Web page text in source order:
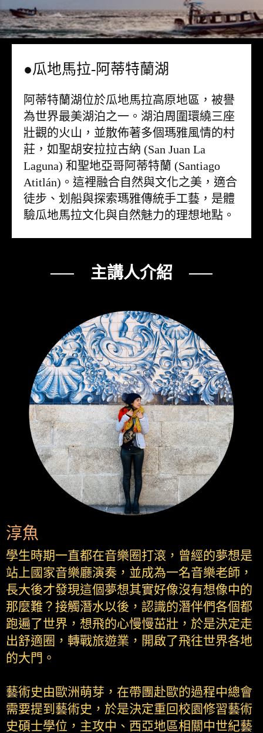
●瓜地馬拉-阿蒂特蘭湖
阿蒂特蘭湖位於瓜地馬拉高原地區，被譽
為世界最美湖泊之一。湖泊周圍環繞三座
壯觀的火山，並散佈著多個瑪雅風情的村
莊，如聖胡安拉拉古納 (San Juan La
Laguna) 和聖地亞哥阿蒂特蘭 (Santiago
Atitlán)。這裡融合自然與文化之美，適合
徒步、划船與探索瑪雅傳統手工藝，是體
驗瓜地馬拉文化與自然魅力的理想地點。
── 主講人介紹 ──
淳魚
學生時期一直都在音樂圈打滾，曾經的夢想是
站上國家音樂廳演奏，並成為一名音樂老師，
長大後才發現這個夢想其實好像沒有想像中的
那麼難？接觸潛水以後，認識的潛伴們各個都
跑遍了世界，想飛的心慢慢茁壯，於是決定走
出舒適圈，轉戰旅遊業，開啟了飛往世界各地
的大門。
藝術史由歐洲萌芽，在帶團赴歐的過程中總會
需要提到藝術史，於是決定重回校園修習藝術
史碩士學位，主攻中、西亞地區相關中世紀藝